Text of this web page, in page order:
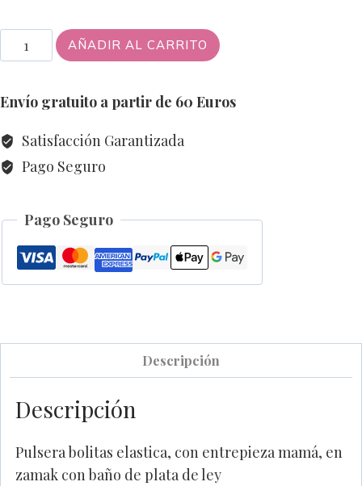
pulsera
bolitas
entrepieza
mamá
cantidad
AÑADIR AL CARRITO
Envío gratuito a partir de 60 Euros
Satisfacción Garantizada
Pago Seguro
Pago Seguro
Descripción
Descripción
Pulsera bolitas elastica, con entrepieza mamá, en
zamak con baño de plata de ley